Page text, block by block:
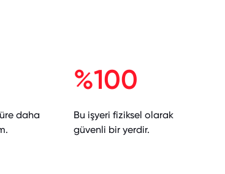
daha
%100
Bu işyeri fiziksel olarak
güvenli bir yerdir.